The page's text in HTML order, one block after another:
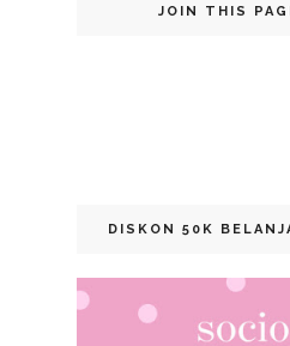
JOIN THIS
DISKON 50K